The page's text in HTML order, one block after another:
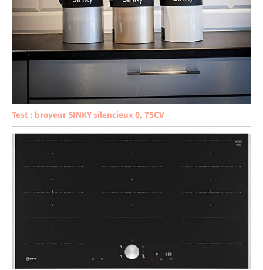
Test : broyeur SINKY silencieux 0, 75CV